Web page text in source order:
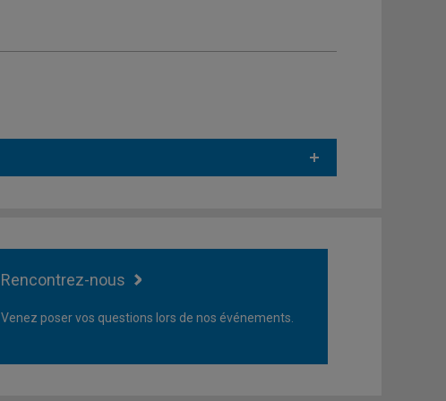
Rencontrez-nous
Venez poser vos questions lors de nos événements.